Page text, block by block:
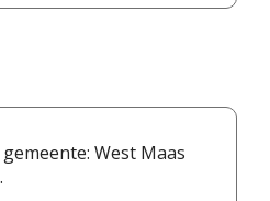
West Maas